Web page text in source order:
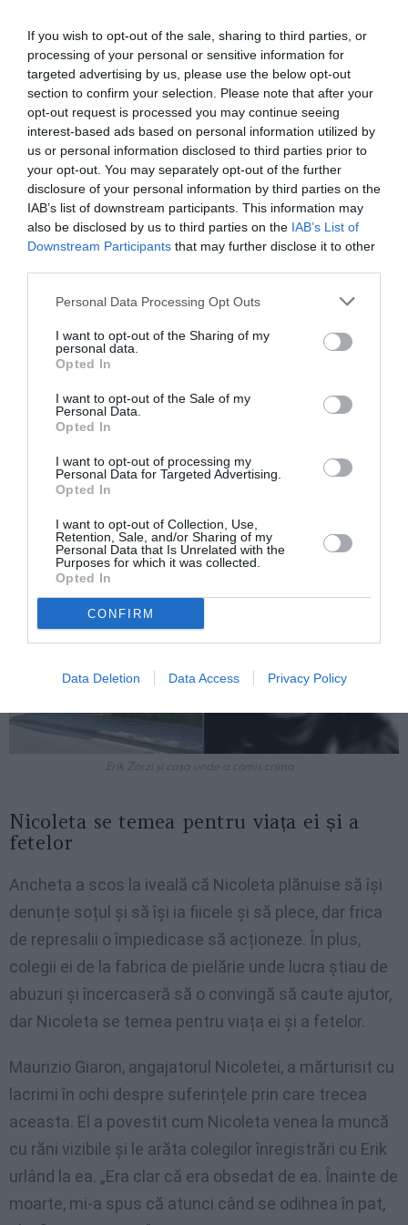
If you wish to opt-out of the sale, sharing to third parties, or
processing of your personal or sensitive information for
targeted advertising by us, please use the below opt-out
section to confirm your selection. Please note that after your
opt-out request is processed you may continue seeing
interest-based ads based on personal information utilized by
us or personal information disclosed to third parties prior to
your opt-out. You may separately opt-out of the further
disclosure of your personal information by third parties on the
IAB’s list of downstream participants. This information may
also be disclosed by us to third parties on the IAB’s List of
Downstream Participants that may further disclose it to other
Personal Data Processing Opt Outs
I want to opt-out of the Sharing of my
personal data.
Opted In
I want to opt-out of the Sale of my
Personal Data.
Opted In
I want to opt-out of processing my
Personal Data for Targeted Advertising.
Opted In
I want to opt-out of Collection, Use,
Retention, Sale, and/or Sharing of my
Personal Data that Is Unrelated with the
Purposes for which it was collected.
Opted In
CONFIRM
Data Deletion Data Access Privacy Policy
„Odată ce femeia a încetat să mai respire, se aud
zgomote care indică clar mișcarea corpului de la pat
la intrarea în baie și folosirea de instrumente sau
similare: acțiunea continuă așadar să pună în scenă
sinuciderea”, explică ordonanța judecătorului,
adăugând: „Zorzi realizează simularea sinuciderii și
acționează cu o claritate extremă, la fel cu care îi va
întâmpina pe salvatori și pe polițiști”.
abuzurilor la care Nicoleta era supusă zilnic. Erik o
insulta frecvent, o amenința și o controla până la
cele mai mici detalii ale vieții sale. Criticile lui erau
motivate de orice, de la ora la care Nicoleta ajungea
acasă, la modul în care era îmbrăcată sau dorința ei
Zorzi se adresa cu aceleași insulte și fiicelor lor
minore, creând un mediu familial toxic și periculos.
Erik Zorzi și casa unde a comis crima
Nicoleta se temea pentru viața ei și a
fetelor
Ancheta a scos la iveală că Nicoleta plănuise să își
denunțe soțul și să își ia fiicele și să plece, dar frica
de represalii o împiedicase să acționeze. În plus,
colegii ei de la fabrica de pielărie unde lucra știau de
abuzuri și încercaseră să o convingă să caute ajutor,
dar Nicoleta se temea pentru viața ei și a fetelor.
Maurizio Giaron, angajatorul Nicoletei, a mărturisit cu
lacrimi în ochi despre suferințele prin care trecea
aceasta. El a povestit cum Nicoleta venea la muncă
cu răni vizibile și le arăta colegilor înregistrări cu Erik
urlând la ea. „Era clar că era obsedat de ea. Înainte de
moarte, mi-a spus că atunci când se odihnea în pat,